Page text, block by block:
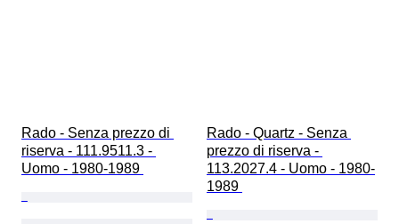
Rado - Senza prezzo di
riserva - 111.9511.3 -
Uomo - 1980-1989
Rado - Quartz - Senza
prezzo di riserva -
113.2027.4 - Uomo - 1980-
1989